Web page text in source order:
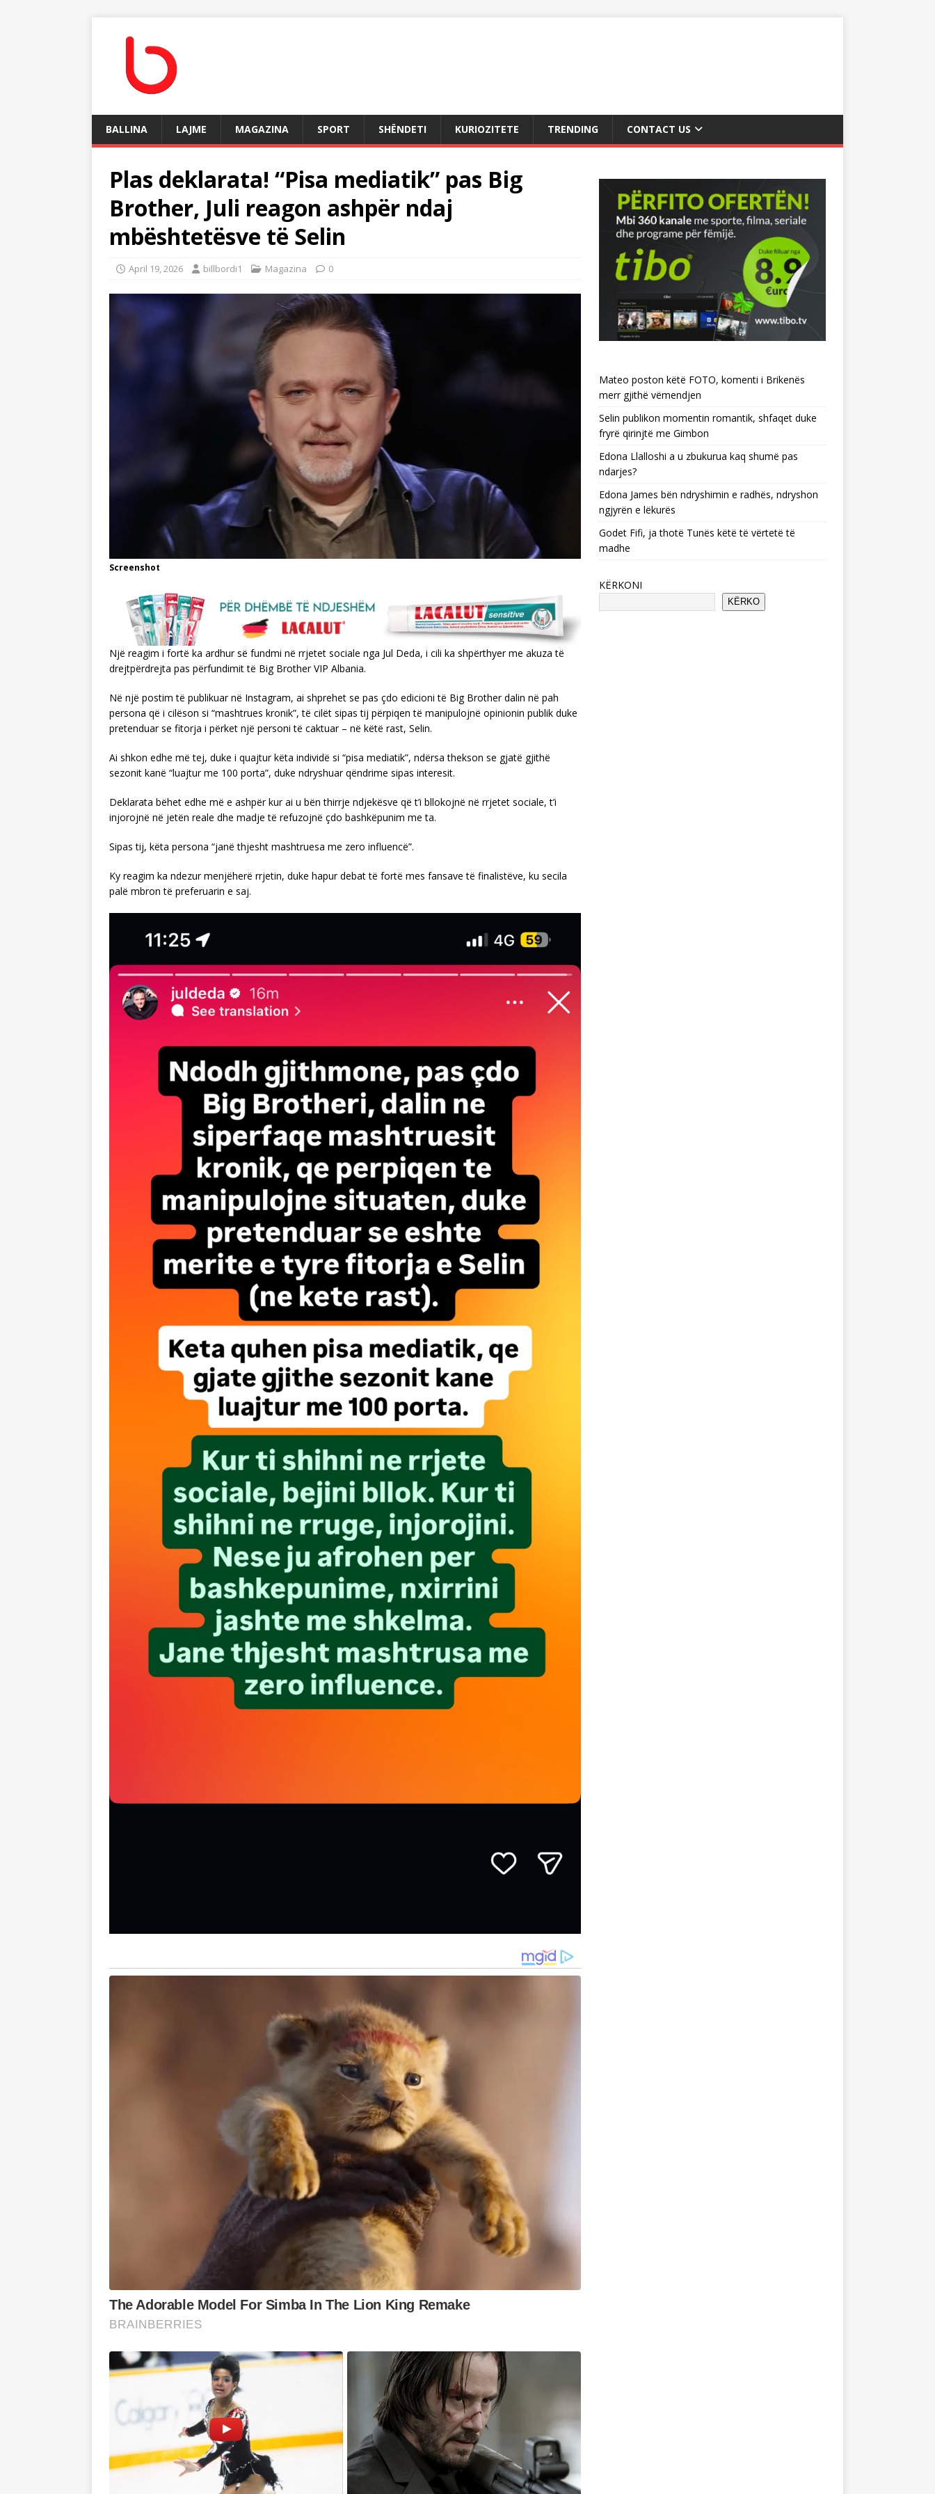
BALLINA LAJME MAGAZINA SPORT SHËNDETI KURIOZITETE TRENDING CONTACT US
Plas deklarata! “Pisa mediatik” pas Big
Brother, Juli reagon ashpër ndaj
mbështetësve të Selin
April 19, 2026 billbordi1 Magazina 0
Screenshot
Një reagim i fortë ka ardhur së fundmi në rrjetet sociale nga Jul Deda, i cili ka shpërthyer me akuza të
drejtpërdrejta pas përfundimit të Big Brother VIP Albania.
Në një postim të publikuar në Instagram, ai shprehet se pas çdo edicioni të Big Brother dalin në pah
persona që i cilëson si “mashtrues kronik”, të cilët sipas tij përpiqen të manipulojnë opinionin publik duke
pretenduar se fitorja i përket një personi të caktuar – në këtë rast, Selin.
Ai shkon edhe më tej, duke i quajtur këta individë si “pisa mediatik”, ndërsa thekson se gjatë gjithë
sezonit kanë “luajtur me 100 porta”, duke ndryshuar qëndrime sipas interesit.
Deklarata bëhet edhe më e ashpër kur ai u bën thirrje ndjekësve që t’i bllokojnë në rrjetet sociale, t’i
injorojnë në jetën reale dhe madje të refuzojnë çdo bashkëpunim me ta.
Sipas tij, këta persona “janë thjesht mashtruesa me zero influencë”.
Ky reagim ka ndezur menjëherë rrjetin, duke hapur debat të fortë mes fansave të finalistëve, ku secila
palë mbron të preferuarin e saj.
Mateo poston këtë FOTO, komenti i Brikenës
merr gjithë vëmendjen
Selin publikon momentin romantik, shfaqet duke
fryrë qirinjtë me Gimbon
Edona Llalloshi a u zbukurua kaq shumë pas
ndarjes?
Edona James bën ndryshimin e radhës, ndryshon
ngjyrën e lëkurës
Godet Fifi, ja thotë Tunës këtë të vërtetë të
madhe
KËRKONI
KËRKO